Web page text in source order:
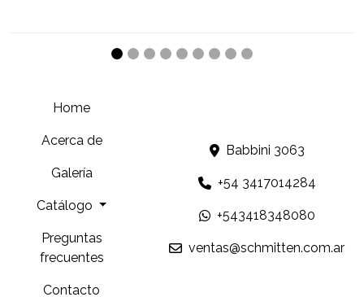
Home
Acerca de
Galería
Catálogo
Preguntas
frecuentes
Contacto
Babbini 3063
+54 3417014284
+543418348080
ventas@schmitten.com.ar